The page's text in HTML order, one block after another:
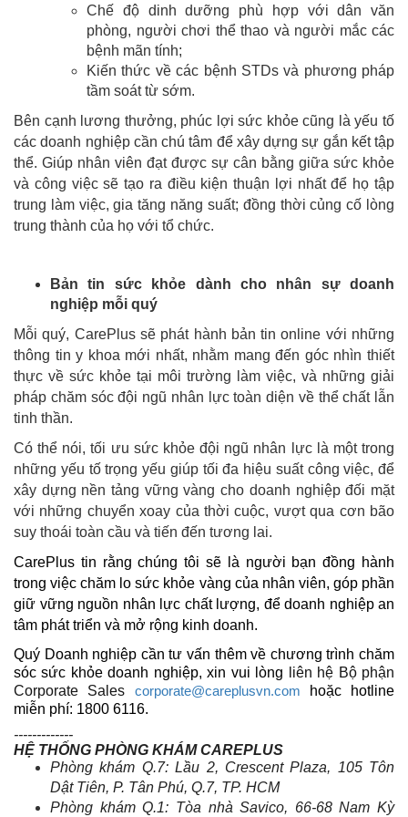
Chế độ dinh dưỡng phù hợp với dân văn
phòng, người chơi thể thao và người mắc các
bệnh mãn tính;
Kiến thức về các bệnh STDs và phương pháp
tầm soát từ sớm.
Bên cạnh lương thưởng, phúc lợi sức khỏe cũng là yếu tố
các doanh nghiệp cần chú tâm để xây dựng sự gắn kết tập
thể. Giúp nhân viên đạt được sự cân bằng giữa sức khỏe
và công việc sẽ tạo ra điều kiện thuận lợi nhất để họ tập
trung làm việc, gia tăng năng suất; đồng thời củng cố lòng
trung thành của họ với tổ chức.
Bản tin sức khỏe dành cho nhân sự doanh
nghiệp mỗi quý
Mỗi quý, CarePlus sẽ phát hành bản tin online với những
thông tin y khoa mới nhất, nhằm mang đến góc nhìn thiết
thực về sức khỏe tại môi trường làm việc, và những giải
pháp chăm sóc đội ngũ nhân lực toàn diện về thể chất lẫn
tinh thần.
Có thể nói, tối ưu sức khỏe đội ngũ nhân lực là một trong
những yếu tố trọng yếu giúp tối đa hiệu suất công việc, để
xây dựng nền tảng vững vàng cho doanh nghiệp đối mặt
với những chuyển xoay của thời cuộc, vượt qua cơn bão
suy thoái toàn cầu và tiến đến tương lai.
CarePlus tin rằng chúng tôi sẽ là người bạn đồng hành
trong việc chăm lo sức khỏe vàng của nhân viên, góp phần
giữ vững nguồn nhân lực chất lượng, để doanh nghiệp an
tâm phát triển và mở rộng kinh doanh.
Quý Doanh nghiệp cần tư vấn thêm về chương trình chăm
sóc sức khỏe doanh nghiệp, xin vui lòng liên hệ Bộ phận
Corporate Sales corporate@careplusvn.com
hoặc hotline
miễn phí: 1800 6116.
-------------
HỆ THỐNG PHÒNG KHÁM CAREPLUS
Phòng khám Q.7: Lầu 2, Crescent Plaza, 105 Tôn
Dật Tiên, P. Tân Phú, Q.7, TP. HCM
Phòng khámQ.1: Tòa nhà Savico, 66-68 Nam Kỳ